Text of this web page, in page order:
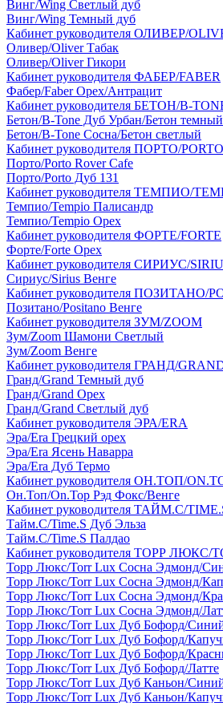
Винг/Wing Светлый дуб
Винг/Wing Темный дуб
Кабинет руководителя ОЛИВЕР/
Оливер/Oliver Табак
Оливер/Oliver Гикори
Кабинет руководителя ФАБЕР/FABER
Фабер/Faber Орех/Антрацит
Кабинет руководителя БЕТОН/B-
Бетон/B-Tone Дуб Урбан/Бетон темный
Бетон/B-Tone Сосна/Бетон светлый
Кабинет руководителя ПОРТО/PORTO
Порто/Porto Rover Cafe
Порто/Porto Дуб 131
Кабинет руководителя ТЕМПИО/
Темпио/Tempio Палисандр
Темпио/Tempio Орех
Кабинет руководителя ФОРТЕ/FORTE
Форте/Forte Орех
Кабинет руководителя СИРИУС/
Сириус/Sirius Венге
Кабинет руководителя ПОЗИТАНО/
Позитано/Positano Венге
Кабинет руководителя ЗУМ/ZOOM
Зум/Zoom Шамони Светлый
Зум/Zoom Венге
Кабинет руководителя ГРАНД/
Гранд/Grand Темный дуб
Гранд/Grand Орех
Гранд/Grand Светлый дуб
Кабинет руководителя ЭРА/ERA
Эра/Era Грецкий орех
Эра/Era Ясень Наварра
Эра/Era Дуб Термо
Кабинет руководителя ОН.ТОП/
Он.Топ/On.Top Рэд Фокс/Венге
Кабинет руководителя ТАЙМ.С/
Тайм.С/Time.S Дуб Эльза
Тайм.С/Time.S Палдао
Кабинет руководителя ТОРР ЛЮКС/
Торр Люкс/Torr Lux Сосна Эдмонд/
Торр Люкс/Torr Lux Сосна Эдмонд/
Торр Люкс/Torr Lux Сосна Эдмонд/
Торр Люкс/Torr Lux Сосна Эдмонд/
Торр Люкс/Torr Lux Дуб Бофорд/
Торр Люкс/Torr Lux Дуб Бофорд/
Торр Люкс/Torr Lux Дуб Бофорд/
Торр Люкс/Torr Lux Дуб Бофорд/Латте
Торр Люкс/Torr Lux Дуб Каньон/
Торр Люкс/Torr Lux Дуб Каньон/